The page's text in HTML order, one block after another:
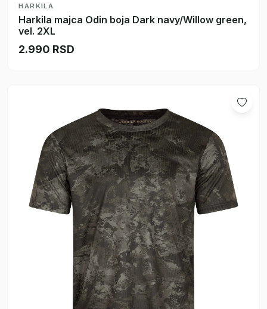
HARKILA
Harkila majca Odin boja Dark navy/Willow green,
vel. 2XL
2.990 RSD